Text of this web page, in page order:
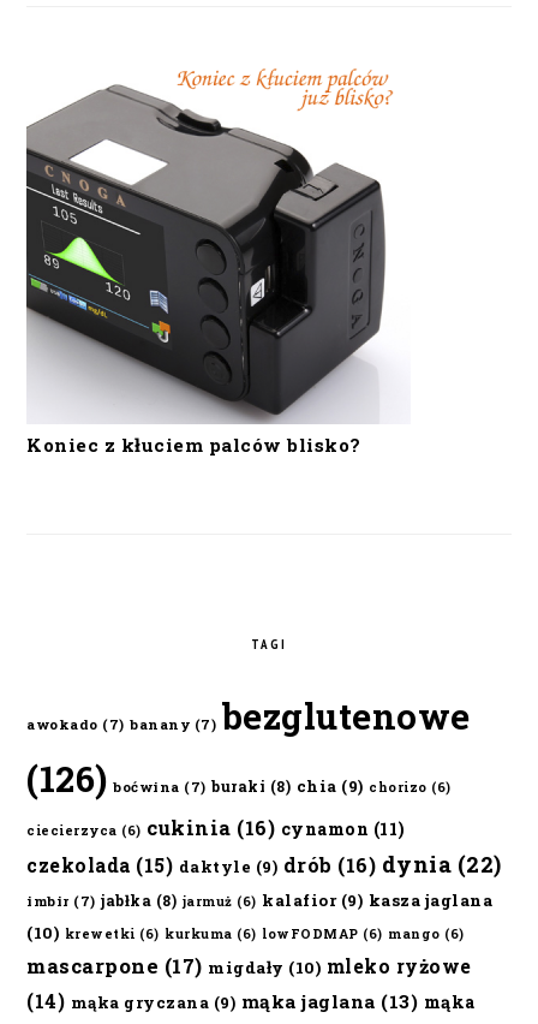
Koniec z kłuciem palców blisko?
TAGI
awokado (7) banany (7) bezglutenowe
(126) boćwina (7) buraki (8) chia (9) chorizo (6)
ciecierzyca (6) cukinia (16) cynamon (11)
czekolada (15) daktyle (9) drób (16) dynia (22)
imbir (7) jabłka (8) jarmuż (6) kalafior(9) kasza jaglana
(10) krewetki (6) kurkuma (6) lowFODMAP (6) mango (6)
mascarpone (17) migdały (10) mleko ryżowe
(14) mąka gryczana (9) mąka jaglana (13) mąka